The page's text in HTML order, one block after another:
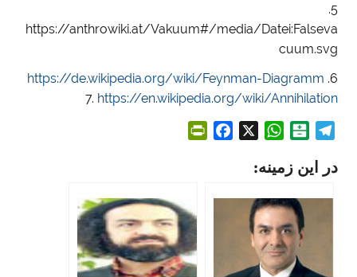
5.
https://anthrowiki.at/Vakuum#/media/Datei:Falseva
cuum.svg
6.
https://de.wikipedia.org/wiki/Feynman-Diagramm
7. https://en.wikipedia.org/wiki/Annihilation
l
m
t
a
r
i
W
a
s
A
p
p
t
F
i
در این زمینه: